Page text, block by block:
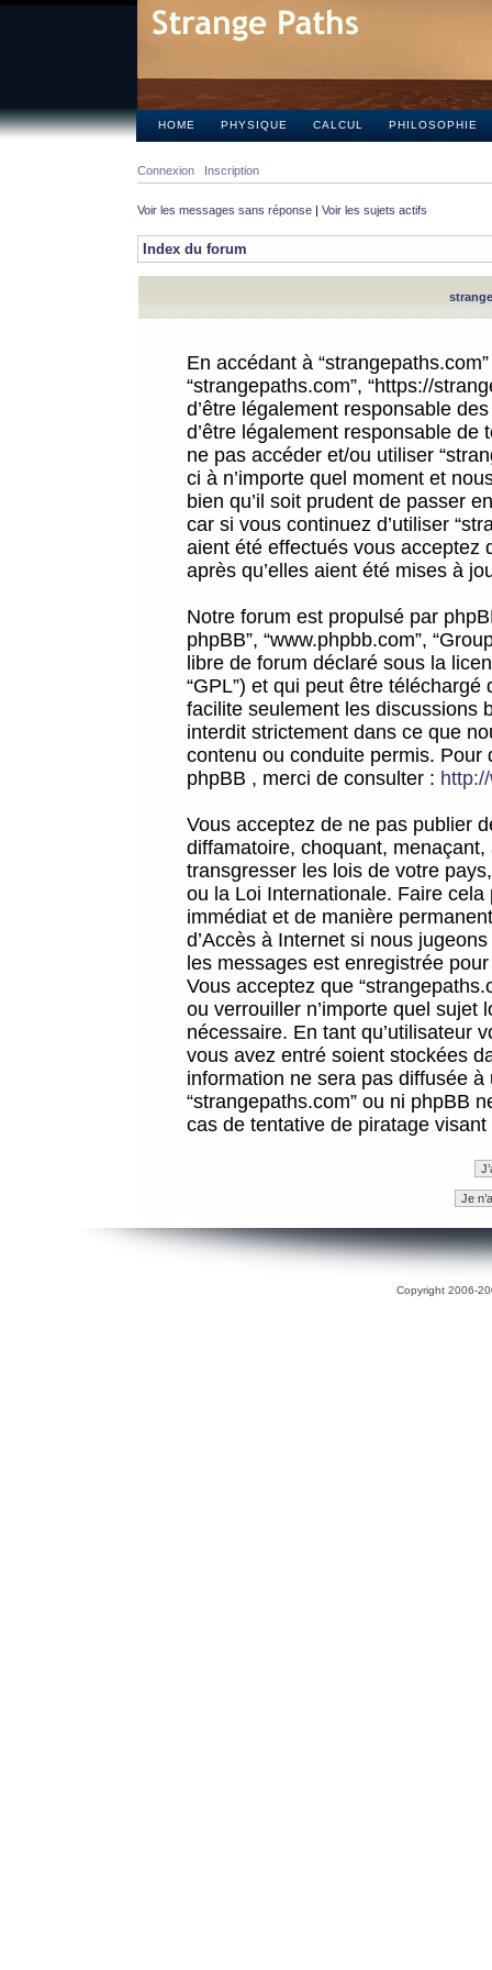
HOME PHYSIQUE CALCUL PHILOSOPHIE
Connexion Inscription
Voir les messages sans réponse | Voir les sujets actifs
Index du forum
En accédant à
“strangepaths.com”, “https://
d’être légalement responsable
d’être légalement responsable
ne pas accéder et/ou utiliser
ci à n’importe quel moment et
bien qu’il soit prudent de passer
car si vous continuez d’utiliser
aient été effectués vous acceptez
après qu’elles aient été mises à
Notre forum est propulsé par
phpBB”, “www.phpbb.com”,
libre de forum déclaré sous la
“GPL”) et qui peut être téléchargé
facilite seulement les discussions
interdit strictement dans ce que
contenu ou conduite permis.
phpBB , merci de consulter :
Vous acceptez de ne pas publier
diffamatoire, choquant,
transgresser les lois de votre
ou la Loi Internationale. Faire
immédiat et de manière
d’Accès à Internet si nous
les messages est enregistrée
Vous acceptez que
ou verrouiller n’importe quel sujet
nécessaire. En tant qu’utilisateur
vous avez entré soient stockées
information ne sera pas diffusée
“strangepaths.com” ou ni phpBB
cas de tentative de piratage
Copyright 2006-